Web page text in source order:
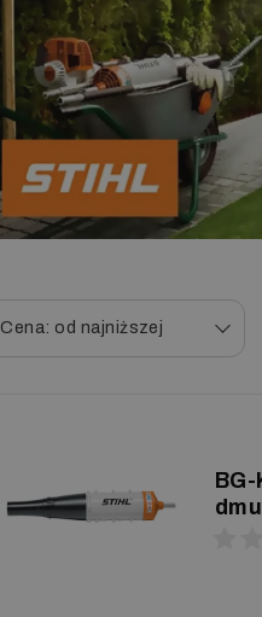
Cena: od najniższej